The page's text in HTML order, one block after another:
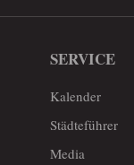
SERVICE
Kalender
Städteführer
Media